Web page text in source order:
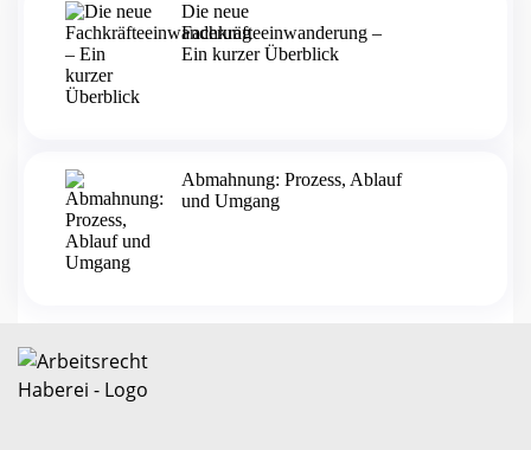
Die neue
Fachkräfteeinwanderung –
Ein kurzer Überblick
Abmahnung: Prozess, Ablauf
und Umgang